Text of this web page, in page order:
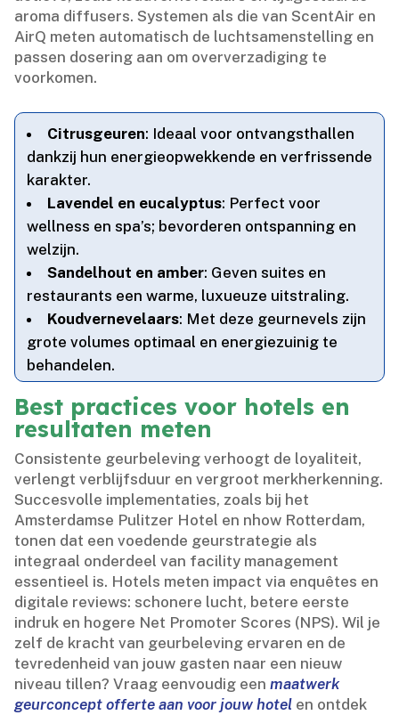
aroma diffusers.​ Systemen als die van ScentAir en
AirQ meten automatisch de luchtsamenstelling en
passen dosering aan om oververzadiging te
voorkomen.​
Citrusgeuren: Ideaal voor ontvangst­hallen
dankzij hun energie­opwekkende en verfrissende
karakter.​
Lavendel en eucalyptus: Perfect voor
wellness en spa’s; bevorderen ontspanning en
welzijn.​
Sandelhout en amber: Geven suites en
restaurants een warme, luxueuze uitstraling.​
Koudvernevelaars: Met deze geurnevels zijn
grote volumes optimaal en energiezuinig te
behandelen.​
Best practices voor hotels en
resultaten meten
Consistente geurbeleving verhoogt de loyaliteit,
verlengt verblijfsduur en vergroot merkherkenning.​
Succesvolle implementaties, zoals bij het
Amsterdamse Pulitzer Hotel en nhow Rotterdam,
tonen dat een voedende geurstrategie als
integraal onderdeel van facility management
essentieel is.​ Hotels meten impact via enquêtes en
digitale reviews: schonere lucht, betere eerste
indruk en hogere Net Promoter Scores (NPS).​ Wil je
zelf de kracht van geurbeleving ervaren en de
tevredenheid van jouw gasten naar een nieuw
niveau tillen? Vraag eenvoudig eenmaatwerk
geurconcept offerte aan voor jouw hotel en ontdek